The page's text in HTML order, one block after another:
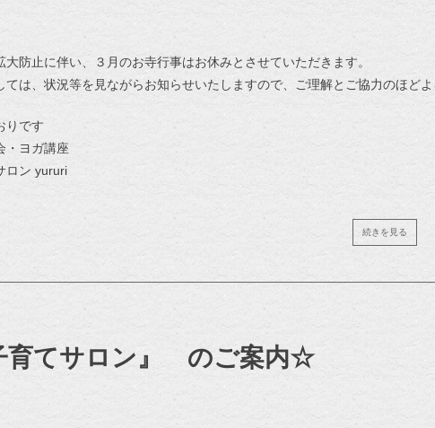
防止に伴い、３月のお寺行事はお休みとさせていただきます。
ては、状況等を見ながらお知らせいたしますので、ご理解とご協力のほどよ
りです
・ヨガ講座
ロン yururi
続きを見る
育てサロン』 のご案内☆